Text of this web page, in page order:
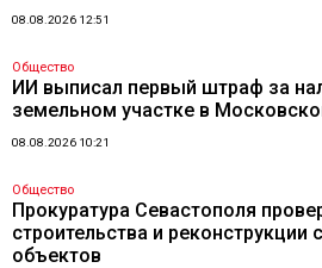
08.08.2026 12:51
Общество
ИИ выписал первый штраф за
земельном участке в
08.08.2026 10:21
Общество
Прокуратура Севастополя
строительства и
объектов